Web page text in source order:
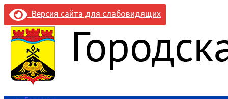
Версия сайта для слабовидящих